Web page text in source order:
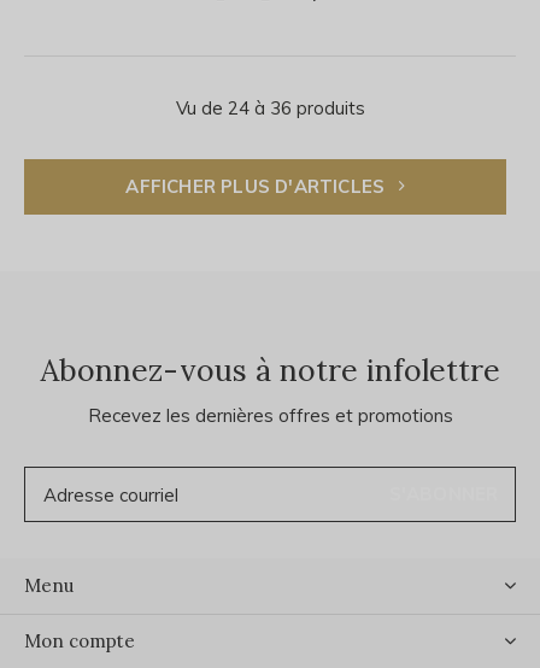
Vu de 24 à 36 produits
AFFICHER PLUS D'ARTICLES
Abonnez-vous à notre infolettre
Recevez les dernières offres et promotions
Menu
Mon compte